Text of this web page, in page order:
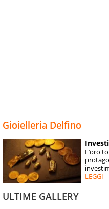
SPECIALI
ESPERTI
Gioielleria Delfino
L’oro
LEGGI
ULTIME GALLERY